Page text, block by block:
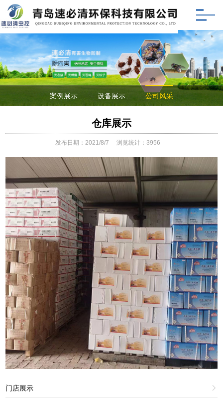
案例展示 设备展示 公司风采
仓库展示
发布日期：2021/8/7 浏览统计：3956
门店展示 